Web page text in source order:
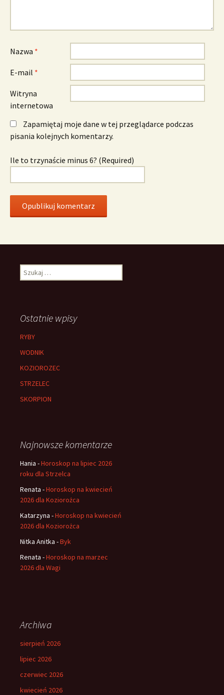
Nazwa *
E-mail *
Witryna
internetowa
Zapamiętaj moje dane w tej przeglądarce podczas
pisania kolejnych komentarzy.
Ile to trzynaście minus 6? (Required)
Szukaj:
Ostatnie wpisy
RYBY
WODNIK
KOZIOROZEC
STRZELEC
SKORPION
Najnowsze komentarze
Hania -Horoskop na lipiec 2026
roku dla Strzelca
Renata -Horoskop na kwiecień
2026 dla Koziorożca
Katarzyna -Horoskop na kwiecień
2026 dla Koziorożca
Nitka Anitka -Byk
Renata -Horoskop na marzec
2026 dla Wagi
Archiwa
sierpień 2026
lipiec 2026
czerwiec 2026
kwiecień 2026